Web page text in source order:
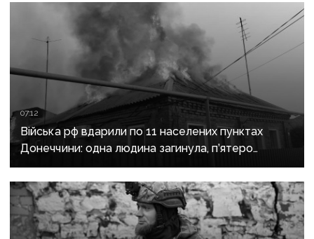
07:12
Війська рф вдарили по 11 населених пунктах
Донеччини: одна людина загинула, п’ятеро
поранені